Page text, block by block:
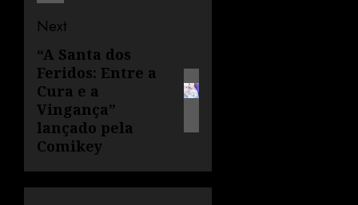
Next
“A Santa dos
Feridos: Entre a
Cura e a
Vingança”
lançado pela
Comikey